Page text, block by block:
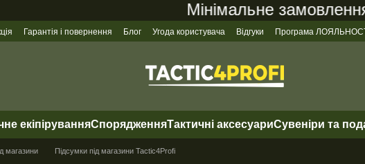
Мінімальне замовлення
Гарантія і повернення Блог Угода користувача Відгуки Програма
екіпіруванняСпорядженняТактичні аксесуариСувеніри та
магазини Підсумки під магазини Tactic4Profi